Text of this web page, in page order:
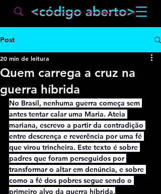
Post
Quem carrega a cruz na
guerra híbrida
20 min de leitura
No Brasil, nenhuma guerra começa sem
antes tentar calar uma Maria. Ateia
mariana, escrevo a partir da contradição
entre descrença e reverência por uma fé
que virou trincheira. Este texto é sobre
padres que foram perseguidos por
transformar o altar em denúncia, e sobre
como a fé dos pobres segue sendo o
primeiro alvo da guerra híbrida.